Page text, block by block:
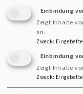
Weitere
Einbindung
Zeigt Inhalte
an.
Zweck:
Einbindung
Zeigt Inhalte
Zweck: